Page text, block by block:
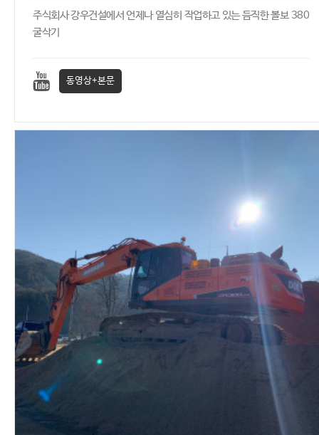
주식회사 강우건설에서 언제나 열심히 작업하고 있는 듬직한 볼보 380
굴삭기
동영상+본문